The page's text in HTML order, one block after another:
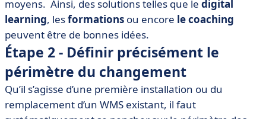
moyens. Ainsi, des solutions telles que le digital
learning, lesformations ou encore le coaching
peuvent être de bonnes idées.
Étape 2 - Définir précisément le
périmètre du changement
Qu’il s’agisse d’une première installation ou du
remplacement d’un WMS existant, il faut